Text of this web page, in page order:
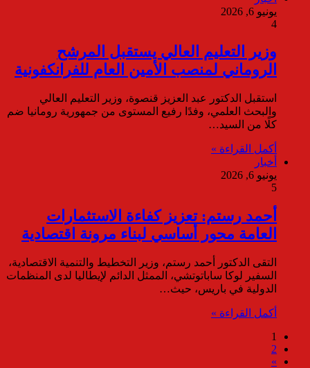
يونيو 6, 2026
4
وزير التعليم العالي يستقبل المرشح
الروماني لمنصب الأمين العام للفرانكفونية
استقبل الدكتور عبد العزيز قنصوة، وزير التعليم العالي
والبحث العلمي، وفدًا رفيع المستوى من جمهورية رومانيا ضم
كلًا من السيد…
أكمل القراءة »
أخبار
يونيو 6, 2026
5
أحمد رستم: تعزيز كفاءة الاستثمارات
العامة محور أساسي لبناء مرونة اقتصادية
التقى الدكتور أحمد رستم، وزير التخطيط والتنمية الاقتصادية،
السفير لوكا ساباتوتشي، الممثل الدائم لإيطاليا لدى المنظمات
الدولية في باريس، حيث…
أكمل القراءة »
1
2
»